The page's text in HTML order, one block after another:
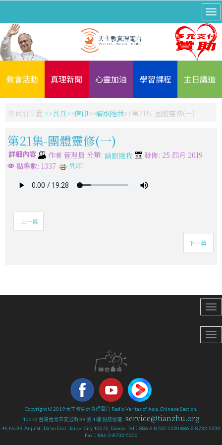
教會活動 真理新聞 心靈加油 學習課程 主日講道
你目前位置: 首頁 信仰 請跟隨我 第21集-團體靈修(一)
第21集-團體靈修(一)
詳細內容 作者 管理員 分類: 請跟隨我
發佈: 25 四月 2019
點擊數: 1337
列印
上一篇
下一篇
Copyright © 2019 天主教亞洲真理電台 Radio Veritas of Asia, Chinese Section.
10672 台灣台北市安居街 39 號 4 樓 服務信箱 : service@tianzhu.org
4F, No.39, Anju St., Da’an Dist., Taipei City 10672, Taiwan. Tel：886-2-8732-5220 886-2-8732-5230
Fax：886-2-8732-5300